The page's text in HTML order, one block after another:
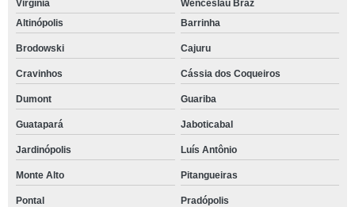
Virgínia
Wenceslau Braz
Altinópolis
Barrinha
Brodowski Cajuru
Cravinhos Cássia dos Coqueiros
Dumont Guariba
Guatapará Jaboticabal
Jardinópolis Luís Antônio
Monte Alto Pitangueiras
Pontal Pradópolis